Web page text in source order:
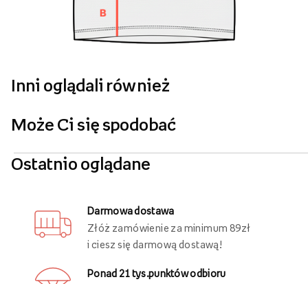
Inni oglądali również
Może Ci się spodobać
Ostatnio oglądane
Darmowa dostawa
Złóż zamówienie za minimum 89zł
i ciesz się darmową dostawą!
Ponad 21 tys.punktów odbioru